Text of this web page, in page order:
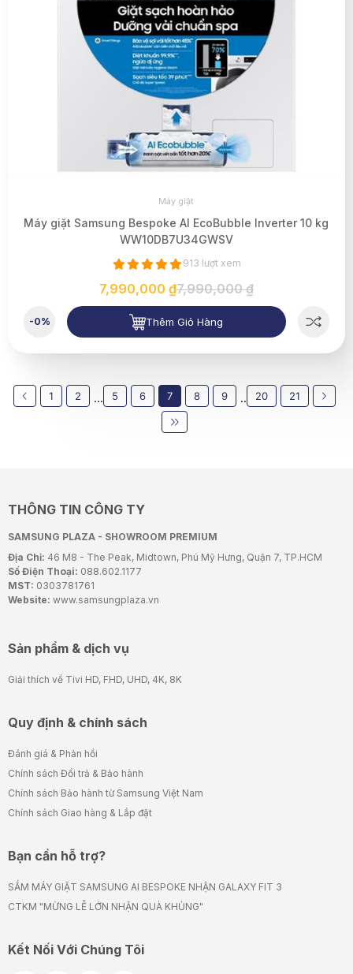
Máy giặt
Máy giặt Samsung Bespoke AI EcoBubble Inverter 10 kg
WW10DB7U34GWSV
913 lượt xem
7,990,000 ₫7,990,000 ₫
-0% Thêm Giỏ Hàng
1 2 ... 5 6 7 8 9 .. 20 21
THÔNG TIN CÔNG TY
SAMSUNG PLAZA - SHOWROOM PREMIUM
Địa Chỉ: 46 M8 - The Peak, Midtown, Phú Mỹ Hưng, Quận 7, TP.HCM
Số Điện Thoại: 088.602.1177
MST: 0303781761
Website: www.samsungplaza.vn
Sản phẩm & dịch vụ
Giải thích về Tivi HD, FHD, UHD, 4K, 8K
Quy định & chính sách
Đánh giá & Phản hồi
Chính sách Đổi trả & Bảo hành
Chính sách Bảo hành từ Samsung Việt Nam
Chính sách Giao hàng & Lắp đặt
Bạn cần hỗ trợ?
SẮM MÁY GIẶT SAMSUNG AI BESPOKE NHẬN GALAXY FIT 3
CTKM "MỪNG LỄ LỚN NHẬN QUÀ KHỦNG"
Kết Nối Với Chúng Tôi